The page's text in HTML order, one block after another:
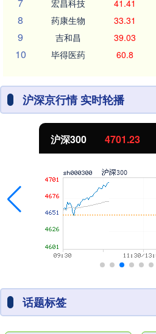
宏昌科技 41.41
8 药康生物 33.31
9 吉和昌 39.03
10 毕得医药 60.8
沪深京行情 实时轮播
沪深300 4701.23
话题标签